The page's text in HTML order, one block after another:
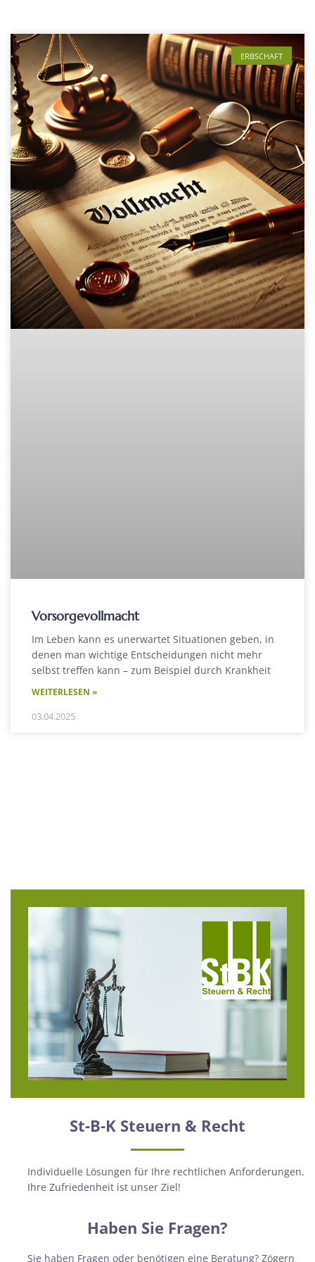
ERBSCHAFT
Vorsorgevollmacht
Im Leben kann es unerwartet Situationen geben, in
denen man wichtige Entscheidungen nicht mehr
selbst treffen kann – zum Beispiel durch Krankheit
WEITERLESEN »
03.04.2025
St-B-K Steuern & Recht
Individuelle Lösungen für Ihre rechtlichen Anforderungen.
Ihre Zufriedenheit ist unser Ziel!
Haben Sie Fragen?
Sie haben Fragen oder benötigen eine Beratung? Zögern